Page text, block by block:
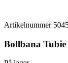
Artikelnummer
Bollbana Tubie